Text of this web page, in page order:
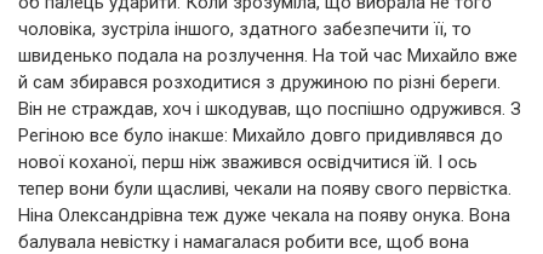
чоловіка, зустріла іншого, здатного забезпечити її, то
швиденько подала на розлучення. На той час Михайло вже
й сам збирався розходитися з дружиною по різні береги.
Він не страждав, хоч і шкодував, що поспішно одружився. З
Регіною все було інакше: Михайло довго придивлявся до
нової коханої, перш ніж зважився освідчитися їй. І ось
тепер вони були щасливі, чекали на появу свого первістка.
Ніна Олександрівна теж дуже чекала на появу онука. Вона
балувала невістку і намагалася робити все, щоб вона